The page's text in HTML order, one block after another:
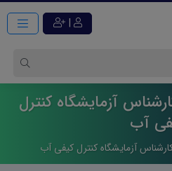
|
آزمایشگاه کنترل
آب
آزمایشگاه کنترل کیفی آب